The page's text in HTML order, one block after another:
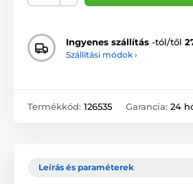
Ingyenes szállítás -tól/től
Szállítási módok ›
Termékkód: 126535 Garancia: 24
Leírás és paraméterek